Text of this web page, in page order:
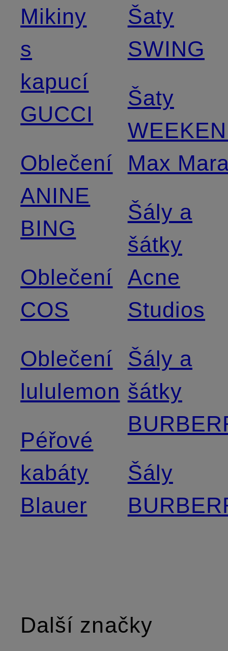
Mikiny
s
kapucí
GUCCI
Oblečení
ANINE
BING
Oblečení
COS
Oblečení
lululemon
Péřové
kabáty
Blauer
Šaty
SWING
Šaty
Max
Šály a
šátky
Acne
Studios
Šály a
šátky
Šály
Další značky